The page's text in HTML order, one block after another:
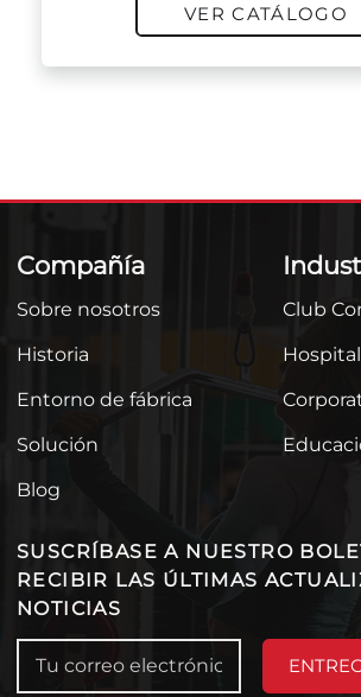
VER CATÁLOGO
Compañía
Sobre nosotros
Historia
Entorno de fábrica
Solución
Blog
Club
SUSCRÍBASE A NUESTRO
RECIBIR LAS ÚLTIMAS
NOTICIAS